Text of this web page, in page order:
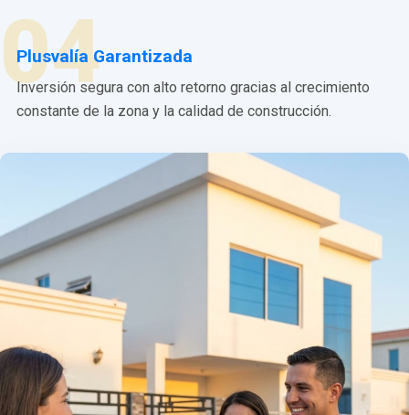
04
Plusvalía Garantizada
Inversión segura con alto retorno gracias al crecimiento
constante de la zona y la calidad de construcción.